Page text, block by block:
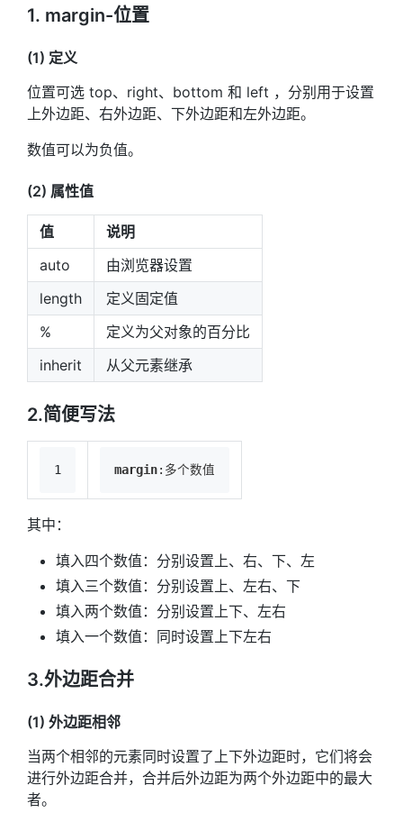
1. margin-位置
(1) 定义
位置可选 top、right、bottom 和 left ，分别用于设置
上外边距、右外边距、下外边距和左外边距。
数值可以为负值。
(2) 属性值
值
说明
auto
由浏览器设置
length
定义固定值
%
定义为父对象的百分比
inherit
从父元素继承
2.简便写法
1 margin:多个数值
其中：
填入四个数值：分别设置上、右、下、左
填入三个数值：分别设置上、左右、下
填入两个数值：分别设置上下、左右
填入一个数值：同时设置上下左右
3.外边距合并
(1) 外边距相邻
当两个相邻的元素同时设置了上下外边距时，它们将会
进行外边距合并，合并后外边距为两个外边距中的最大
者。